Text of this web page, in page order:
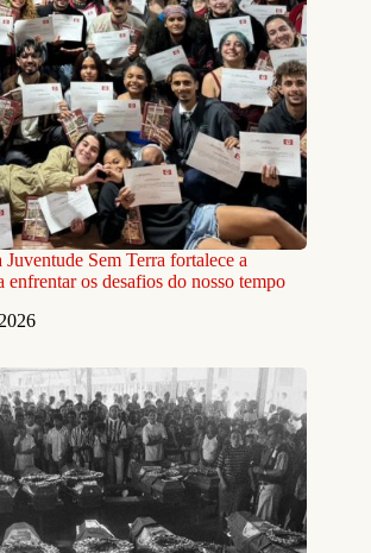
Juventude Sem Terra fortalece a
os desafios do nosso tempo